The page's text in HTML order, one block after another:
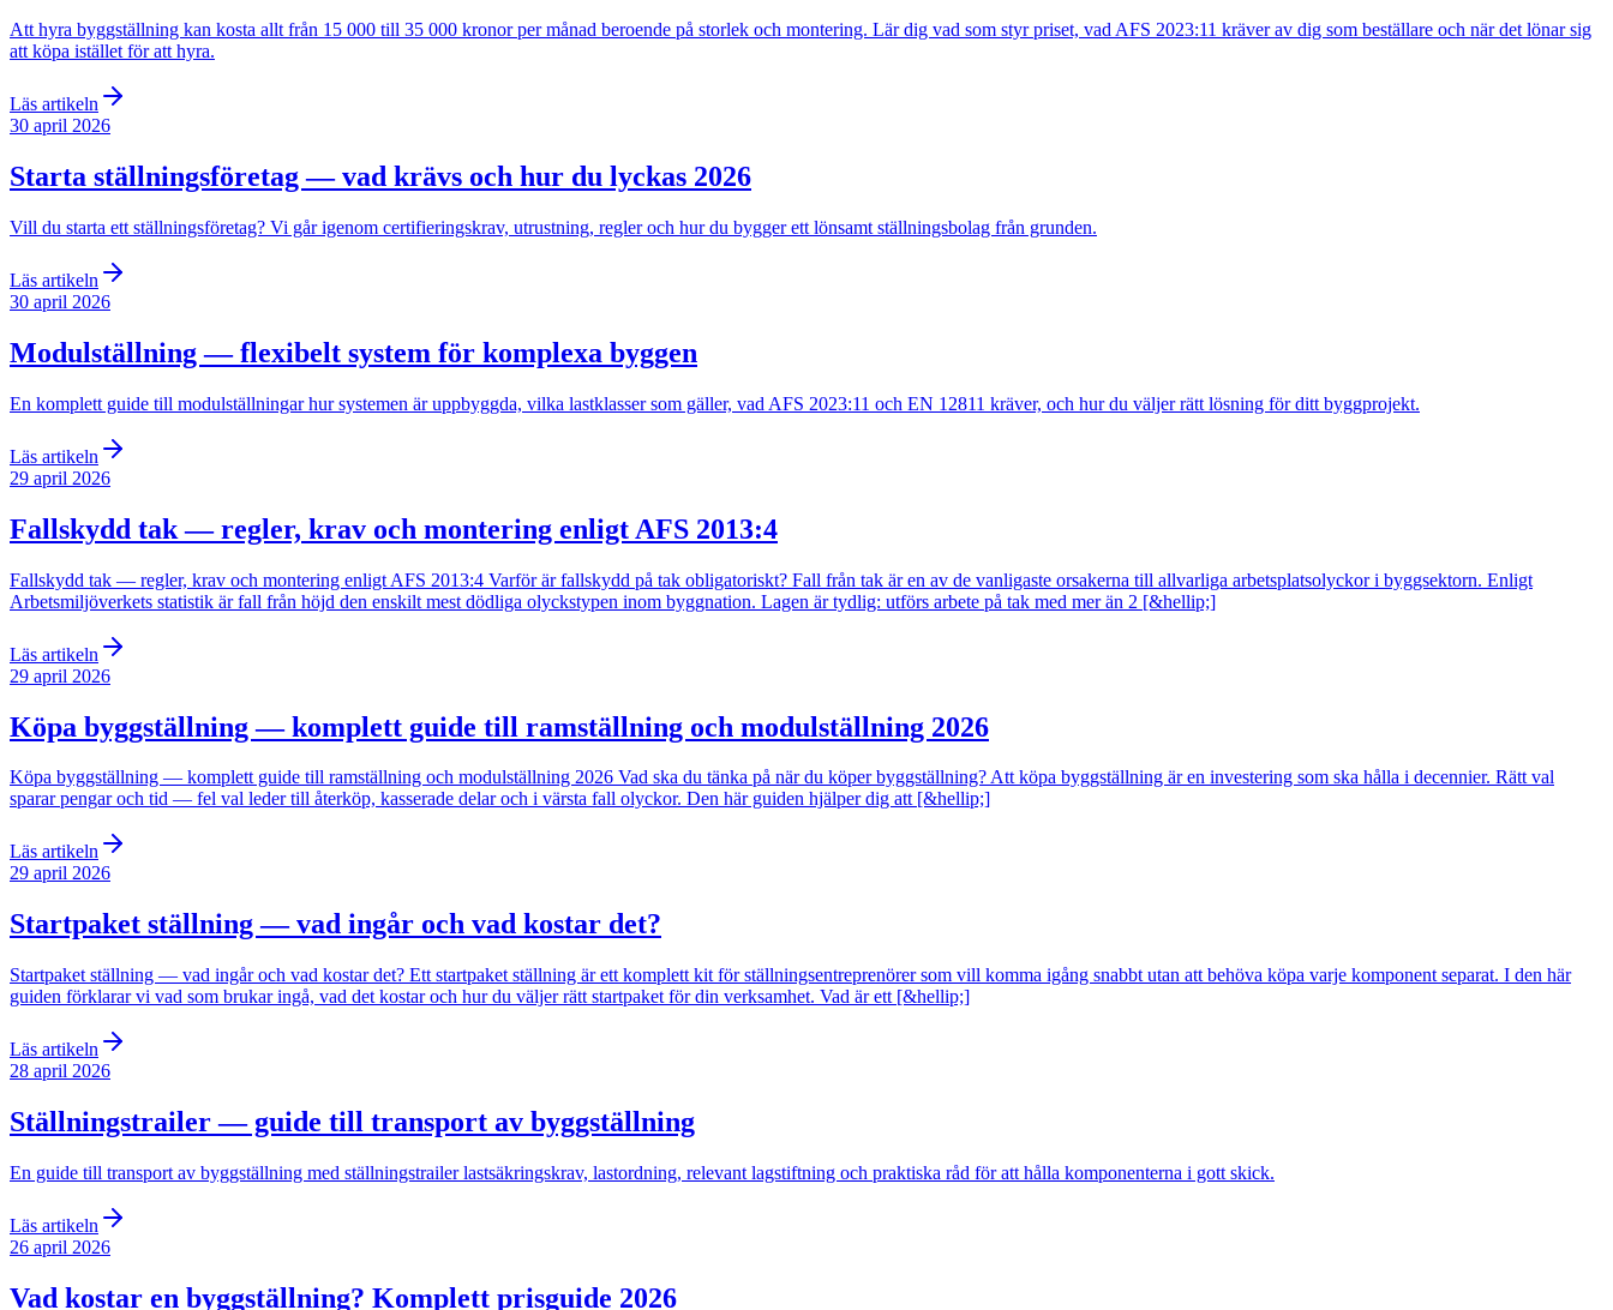
Att hyra byggställning kan kosta allt från 15 000 till 35 000 kronor per månad beroende på storlek och montering. Lär dig vad som styr priset, vad AFS 2023:11 kräver av dig som beställare och när det lönar sig
att köpa istället för att hyra.
Läs artikeln
30 april 2026
Starta ställningsföretag — vad krävs och hur du lyckas 2026
Vill du starta ett ställningsföretag? Vi går igenom certifieringskrav, utrustning, regler och hur du bygger ett lönsamt ställningsbolag från grunden.
Läs artikeln
30 april 2026
Modulställning — flexibelt system för komplexa byggen
En komplett guide till modulställningar hur systemen är uppbyggda, vilka lastklasser som gäller, vad AFS 2023:11 och EN 12811 kräver, och hur du väljer rätt lösning för ditt byggprojekt.
Läs artikeln
29 april 2026
Fallskydd tak — regler, krav och montering enligt AFS 2013:4
Fallskydd tak — regler, krav och montering enligt AFS 2013:4 Varför är fallskydd på tak obligatoriskt? Fall från tak är en av de vanligaste orsakerna till allvarliga arbetsplatsolyckor i byggsektorn. Enligt
Arbetsmiljöverkets statistik är fall från höjd den enskilt mest dödliga olyckstypen inom byggnation. Lagen är tydlig: utförs arbete på tak med mer än 2 [&hellip;]
Läs artikeln
29 april 2026
Köpa byggställning — komplett guide till ramställning och modulställning 2026
Köpa byggställning — komplett guide till ramställning och modulställning 2026 Vad ska du tänka på när du köper byggställning? Att köpa byggställning är en investering som ska hålla i decennier. Rätt val
sparar pengar och tid — fel val leder till återköp, kasserade delar och i värsta fall olyckor. Den här guiden hjälper dig att [&hellip;]
Läs artikeln
29 april 2026
Startpaket ställning — vad ingår och vad kostar det?
Startpaket ställning — vad ingår och vad kostar det? Ett startpaket ställning är ett komplett kit för ställningsentreprenörer som vill komma igång snabbt utan att behöva köpa varje komponent separat. I den här
guiden förklarar vi vad som brukar ingå, vad det kostar och hur du väljer rätt startpaket för din verksamhet. Vad är ett [&hellip;]
Läs artikeln
28 april 2026
Ställningstrailer — guide till transport av byggställning
En guide till transport av byggställning med ställningstrailer lastsäkringskrav, lastordning, relevant lagstiftning och praktiska råd för att hålla komponenterna i gott skick.
Läs artikeln
26 april 2026
Vad kostar en byggställning? Komplett prisguide 2026